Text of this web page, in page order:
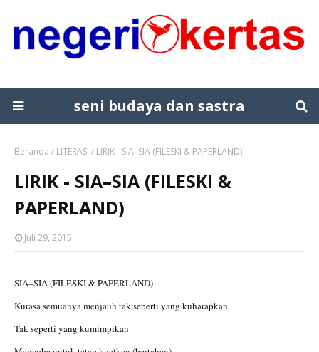
seni budaya dan sastra
Beranda LITERASI LIRIK - SIA–SIA (FILESKI & PAPERLAND)
LIRIK - SIA–SIA (FILESKI &
PAPERLAND)
Juli 29, 2015
SIA–SIA (FILESKI & PAPERLAND)
Kurasa semuanya menjauh tak seperti yang kuharapkan
Tak seperti yang kumimpikan